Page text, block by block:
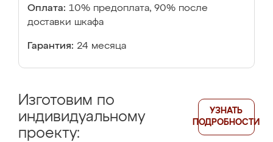
Оплата: 10% предоплата, 90% после
доставки шкафа
Гарантия: 24 месяца
Изготовим по
индивидуальному
проекту:
УЗНАТЬ
ПОДРОБНОСТИ